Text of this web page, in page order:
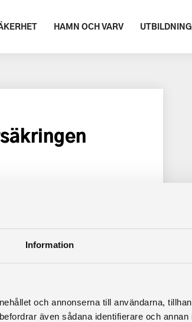
Information
och annonserna till användarna,
även sådana identifierare och annan
HAMN OCH VARV UTBILDNING